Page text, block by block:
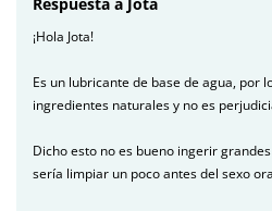
¡Hola Jota!
Es un lubricante de base de agua, por
ingredientes naturales y no es
Dicho esto no es bueno ingerir
sería limpiar un poco antes del sexo